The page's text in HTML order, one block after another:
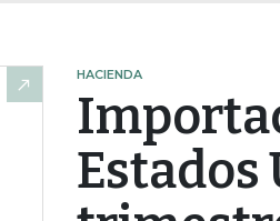
HACIENDA